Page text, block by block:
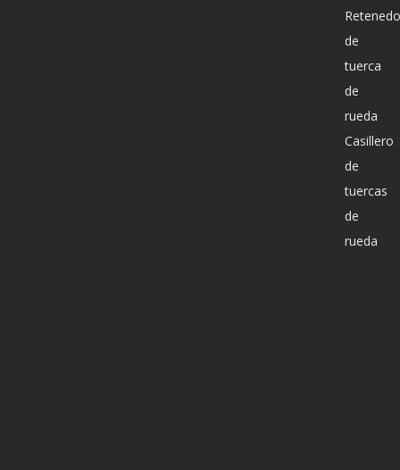
de
tuerca
de
rueda
Casillero
de
tuercas
de
rueda